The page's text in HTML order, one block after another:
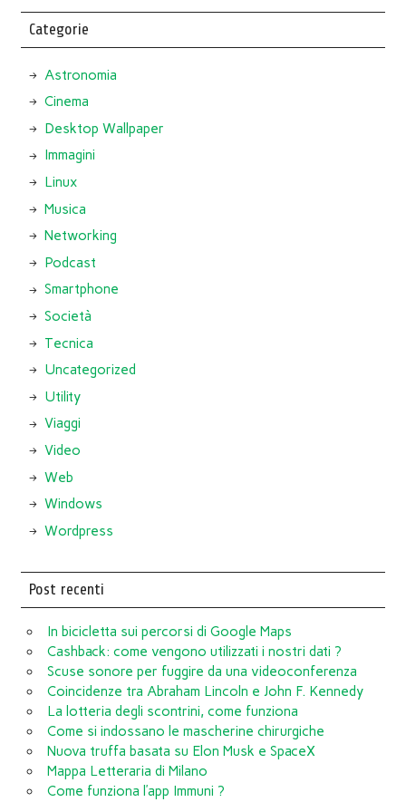
Categorie
Astronomia
Cinema
Desktop Wallpaper
Immagini
Linux
Musica
Networking
Podcast
Smartphone
Società
Tecnica
Uncategorized
Utility
Viaggi
Video
Web
Windows
Wordpress
Post recenti
In bicicletta sui percorsi di Google Maps
Cashback: come vengono utilizzati i nostri dati ?
Scuse sonore per fuggire da una videoconferenza
Coincidenze tra Abraham Lincoln e John F. Kennedy
La lotteria degli scontrini, come funziona
Come si indossano le mascherine chirurgiche
Nuova truffa basata su Elon Musk e SpaceX
Mappa Letteraria di Milano
Come funziona l’app Immuni ?